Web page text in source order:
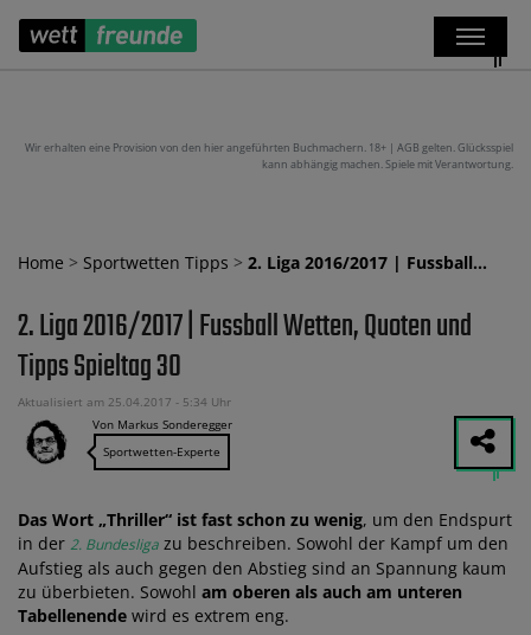
Wir erhalten eine Provision von den hier angeführten Buchmachern. 18+ | AGB gelten. Glücksspiel
kann abhängig machen. Spiele mit Verantwortung.
Home > Sportwetten Tipps > 2. Liga 2016/2017 | Fussball…
2. Liga 2016/2017 | Fussball Wetten, Quoten und
Tipps Spieltag 30
Aktualisiert am 25.04.2017 - 5:34 Uhr
Von Markus Sonderegger
Sportwetten-Experte
Das Wort „Thriller“ ist fast schon zu wenig, um den Endspurt
in der 2. Bundesliga zu beschreiben. Sowohl der Kampf um den
Aufstieg als auch gegen den Abstieg sind an Spannung kaum
zu überbieten. Sowohl am oberen als auch am unteren
Tabellenende wird es extrem eng.